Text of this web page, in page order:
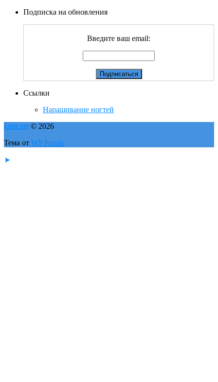
Подписка на обновления
Введите ваш email:
Ссылки
Наращивание ногтей
knitt.net © 2026
Тема от WP Puzzle
➤